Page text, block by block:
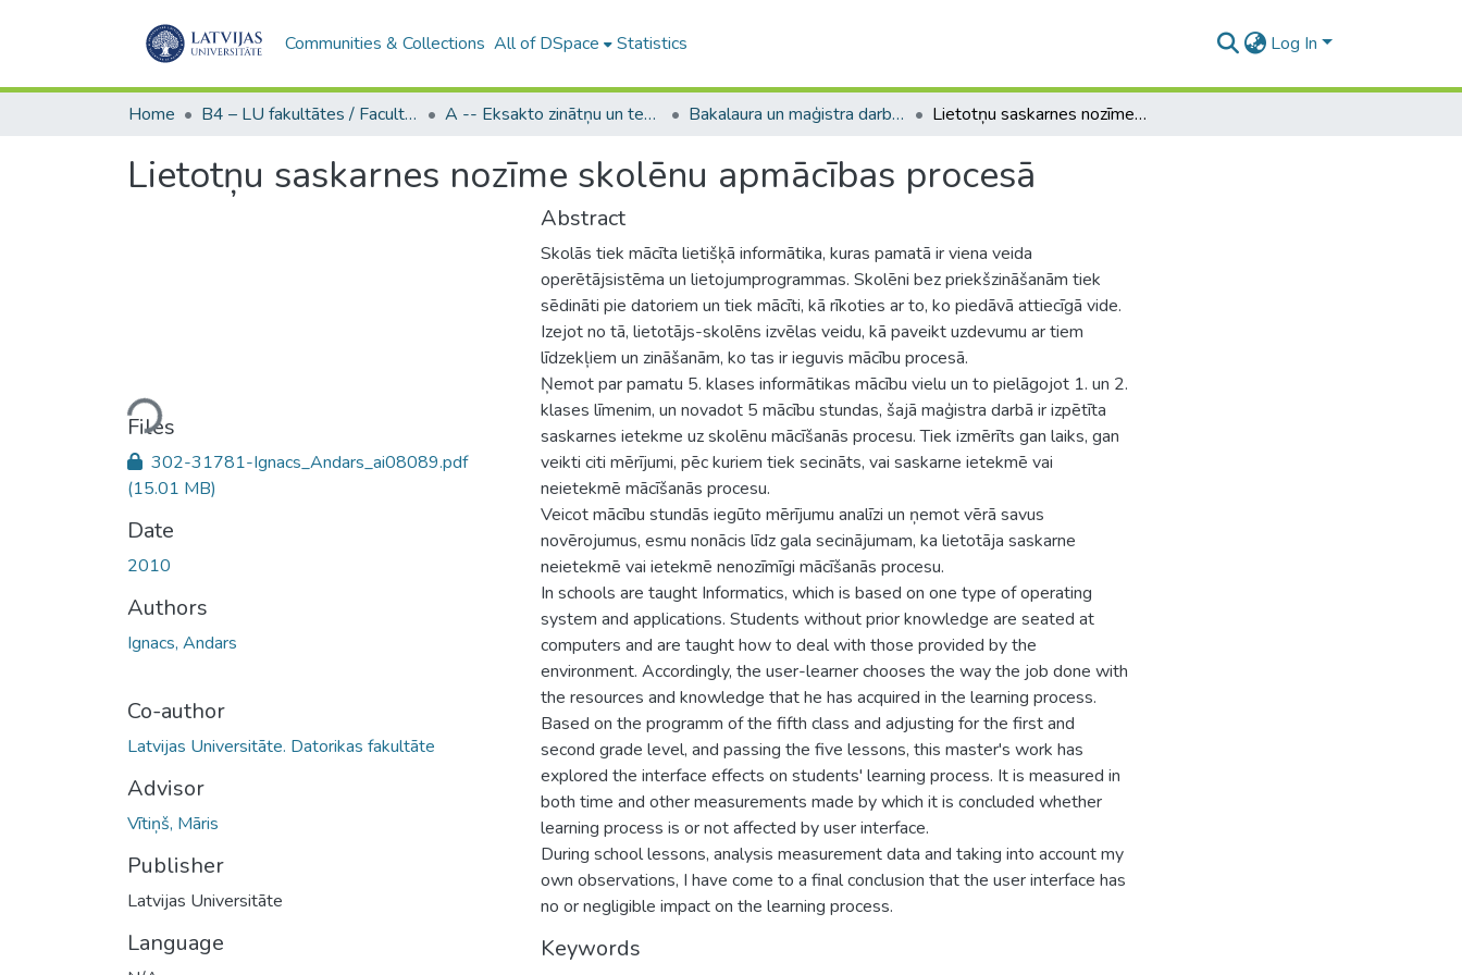
Communities & Collections All of DSpace Statistics Log In
Home B4 – LU fakultātes / Faculties of the UL A -- Eksakto zinātņu un tehnoloģiju fakultāte / Faculty of Science and Technology Bakalaura un maģistra darbi (EZTF) / Bachelor's and Master's theses Lietotņu saskarnes nozīme skolēnu apmācības procesā
Lietotņu saskarnes nozīme skolēnu apmācības procesā
Loading...
Files
302-31781-Ignacs_Andars_ai08089.pdf
(15.01 MB)
Date
2010
Authors
Ignacs, Andars
Co-author
Latvijas Universitāte. Datorikas fakultāte
Advisor
Vītiņš, Māris
Publisher
Latvijas Universitāte
Language
Abstract
Skolās tiek mācīta lietišķā informātika, kuras pamatā ir viena veida
operētājsistēma un lietojumprogrammas. Skolēni bez priekšzināšanām tiek
sēdināti pie datoriem un tiek mācīti, kā rīkoties ar to, ko piedāvā attiecīgā vide.
Izejot no tā, lietotājs-skolēns izvēlas veidu, kā paveikt uzdevumu ar tiem
līdzekļiem un zināšanām, ko tas ir ieguvis mācību procesā.
Ņemot par pamatu 5. klases informātikas mācību vielu un to pielāgojot 1. un 2.
klases līmenim, un novadot 5 mācību stundas, šajā maģistra darbā ir izpētīta
saskarnes ietekme uz skolēnu mācīšanās procesu. Tiek izmērīts gan laiks, gan
veikti citi mērījumi, pēc kuriem tiek secināts, vai saskarne ietekmē vai
neietekmē mācīšanās procesu.
Veicot mācību stundās iegūto mērījumu analīzi un ņemot vērā savus
novērojumus, esmu nonācis līdz gala secinājumam, ka lietotāja saskarne
neietekmē vai ietekmē nenozīmīgi mācīšanās procesu.
In schools are taught Informatics, which is based on one type of operating
system and applications. Students without prior knowledge are seated at
computers and are taught how to deal with those provided by the
environment. Accordingly, the user-learner chooses the way the job done with
the resources and knowledge that he has acquired in the learning process.
Based on the programm of the fifth class and adjusting for the first and
second grade level, and passing the five lessons, this master's work has
explored the interface effects on students' learning process. It is measured in
both time and other measurements made by which it is concluded whether
learning process is or not affected by user interface.
During school lessons, analysis measurement data and taking into account my
own observations, I have come to a final conclusion that the user interface has
no or negligible impact on the learning process.
Keywords